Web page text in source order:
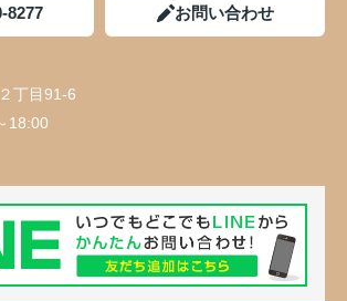
8277 お問い合わせ
丁目91-6
18:00